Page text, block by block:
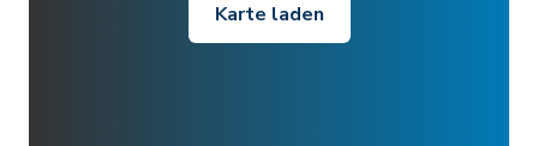
Karte laden